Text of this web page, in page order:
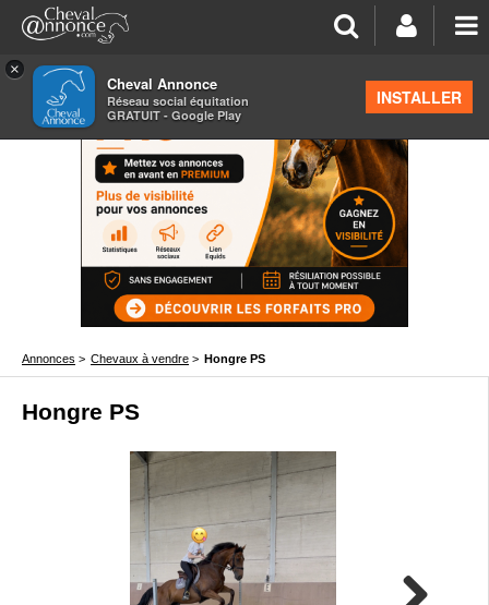
×
Cheval Annonce
Réseau social équitation
GRATUIT - Google Play
INSTALLER
Annonces > Chevaux à vendre > Hongre PS
Hongre PS